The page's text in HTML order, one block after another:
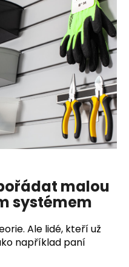
malou
systémem
Ale lidé, kteří už
například paní